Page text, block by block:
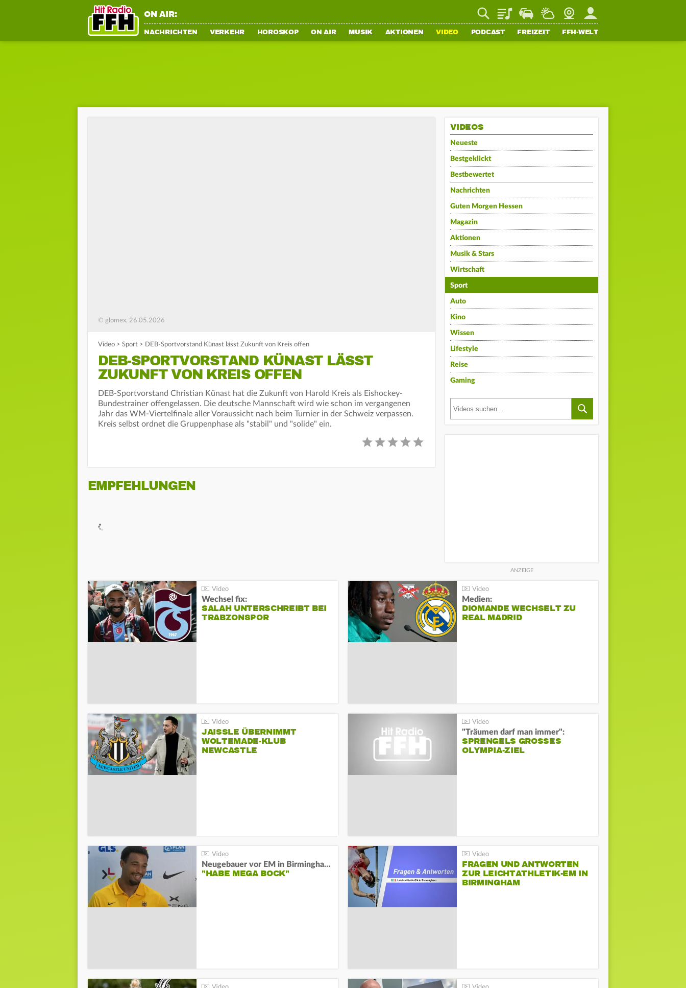
ON AIR: PlaylistStaupilotWetterWebcamMein FFH
NACHRICHTEN VERKEHR HOROSKOP ON AIR MUSIK AKTIONEN VIDEO PODCAST FREIZEIT FFH-WELT
© glomex, 26.05.2026
Video > Sport > DEB-Sportvorstand Künast lässt Zukunft von Kreis offen
DEB-SPORTVORSTAND KÜNAST LÄSST
ZUKUNFT VON KREIS OFFEN
DEB-Sportvorstand Christian Künast hat die Zukunft von Harold Kreis als Eishockey-
Bundestrainer offengelassen. Die deutsche Mannschaft wird wie schon im vergangenen
Jahr das WM-Viertelfinale aller Voraussicht nach beim Turnier in der Schweiz verpassen.
Kreis selbst ordnet die Gruppenphase als "stabil" und "solide" ein.
EMPFEHLUNGEN
VIDEOS
Neueste
Bestgeklickt
Bestbewertet
Nachrichten
Guten Morgen Hessen
Magazin
Aktionen
Musik & Stars
Wirtschaft
Sport
Auto
Kino
Wissen
Lifestyle
Reise
Gaming
Wechsel fix:
SALAH UNTERSCHREIBT BEI
TRABZONSPOR
Medien:
DIOMANDE WECHSELT ZU
REAL MADRID
JAISSLE ÜBERNIMMT
WOLTEMADE-KLUB
NEWCASTLE
"Träumen darf man immer":
SPRENGELS GROSSES O
LYMPIA-ZIEL
Neugebauer vor EM in Birmingham:
"HABE MEGA BOCK"
FRAGEN UND ANTWORTEN
ZUR LEICHTATHLETIK-EM IN
BIRMINGHAM